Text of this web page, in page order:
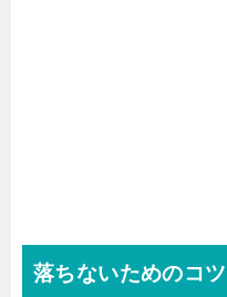
落ちないためのコツ